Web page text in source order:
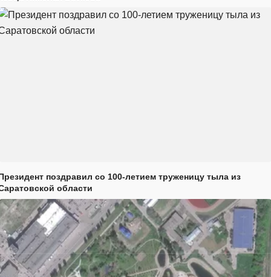
поздравил со 100-летием труженицу тыла из
области